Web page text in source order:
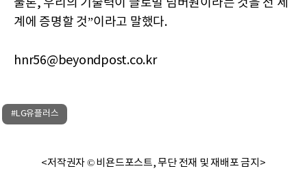
계에 증명할 것”이라고 말했다.
hnr56@beyondpost.co.kr
#LG유플러스
<저작권자 © 비욘드포스트, 무단 전재 및 재배포 금지>